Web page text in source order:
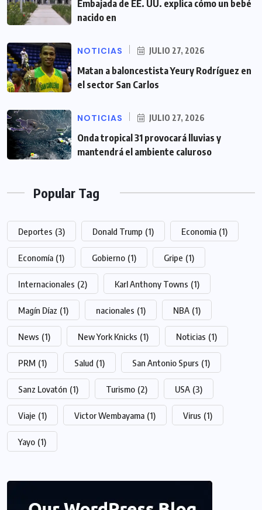
Embajada de EE. UU. explica cómo un bebé
nacido en
NOTICIAS JULIO 27, 2026
Matan a baloncestista Yeury Rodríguez en
el sector San Carlos
NOTICIAS JULIO 27, 2026
Onda tropical 31 provocará lluvias y
mantendrá el ambiente caluroso
Popular Tag
Deportes (3) Donald Trump (1) Economia (1)
Economía (1) Gobierno (1) Gripe (1)
Internacionales (2) Karl Anthony Towns (1)
Magín Díaz (1) nacionales (1) NBA (1)
News (1) New York Knicks (1) Noticias (1)
PRM (1) Salud (1) San Antonio Spurs (1)
Sanz Lovatón (1) Turismo (2) USA (3)
Viaje (1) Victor Wembayama (1) Virus (1)
Yayo (1)